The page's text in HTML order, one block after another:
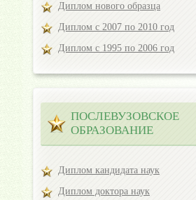
Диплом нового образца
Диплом с 2007 по 2010 год
Диплом с 1995 по 2006 год
ПОСЛЕВУЗОВСКОЕ
ОБРАЗОВАНИЕ
Диплом кандидата наук
Диплом доктора наук